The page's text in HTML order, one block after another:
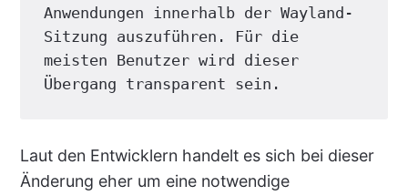
Anwendungen innerhalb der Wayland-
Sitzung auszuführen. Für die
meisten Benutzer wird dieser
Übergang transparent sein.
Laut den Entwicklern handelt es sich bei dieser
Änderung eher um eine notwendige